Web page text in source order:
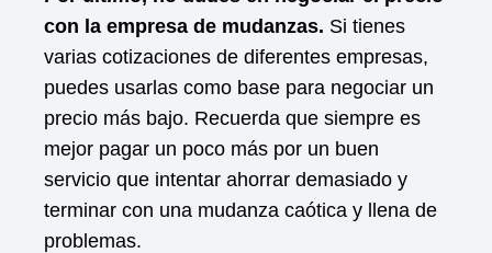
con la empresa de mudanzas. Si tienes
varias cotizaciones de diferentes empresas,
puedes usarlas como base para negociar un
precio más bajo. Recuerda que siempre es
mejor pagar un poco más por un buen
servicio que intentar ahorrar demasiado y
terminar con una mudanza caótica y llena de
problemas.